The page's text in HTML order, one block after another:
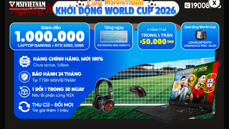
Ngừng kinh doanh
ƯU ĐÃI TỐT NHẤT TRONG NĂM
HELLO SUMMER 2026.Xem chi tiết
- Laptop văn phòng. Giảm đến 700K
- Laptop Gaming RTX 5080: Giảm đến 2 TRIỆU +
KEYBOARD 3in1 RGB